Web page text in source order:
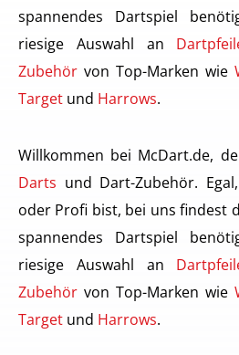
spannendes Dartspiel
riesige Auswahl an
Zubehör von Top-Marken wie
Target und Harrows.
Willkommen bei McDart.de,
Darts und Dart-Zubehör.
oder Profi bist, bei uns findest
spannendes Dartspiel
riesige Auswahl an
Zubehör von Top-Marken wie
Target und Harrows.